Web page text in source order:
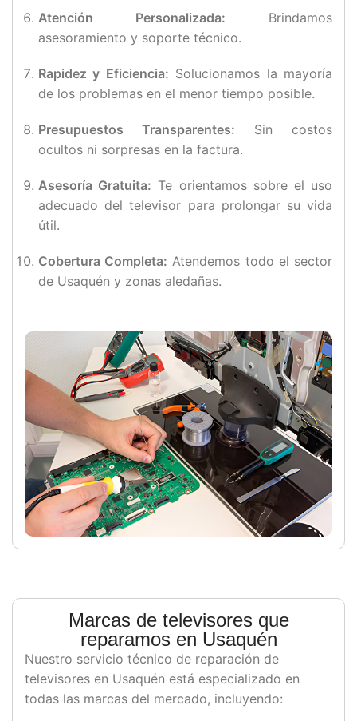
Atención Personalizada: Brindamos
asesoramiento y soporte técnico.
Rapidez y Eficiencia: Solucionamos la mayoría
de los problemas en el menor tiempo posible.
Presupuestos Transparentes: Sin costos
ocultos ni sorpresas en la factura.
Asesoría Gratuita: Te orientamos sobre el uso
adecuado del televisor para prolongar su vida
útil.
Cobertura Completa: Atendemos todo el sector
de Usaquén y zonas aledañas.
Marcas de televisores que
reparamos en Usaquén
Nuestro servicio técnico de reparación de
televisores en Usaquén está especializado en
todas las marcas del mercado, incluyendo: